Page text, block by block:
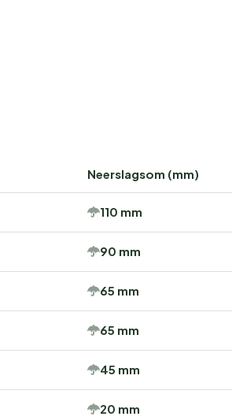
Neerslagsom (mm)
110 mm
90 mm
65 mm
65 mm
45 mm
20 mm